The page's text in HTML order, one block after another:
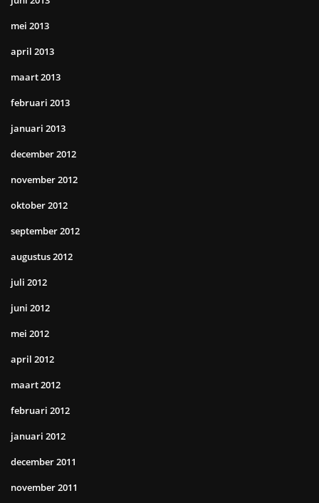
mei 2013
april 2013
maart 2013
februari 2013
januari 2013
december 2012
november 2012
oktober 2012
september 2012
augustus 2012
juli 2012
juni 2012
mei 2012
april 2012
maart 2012
februari 2012
januari 2012
december 2011
november 2011